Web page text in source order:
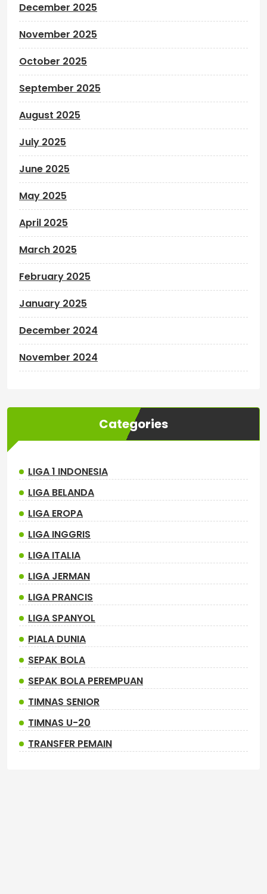
December 2025
November 2025
October 2025
September 2025
August 2025
July 2025
June 2025
May 2025
April 2025
March 2025
February 2025
January 2025
December 2024
November 2024
Categories
LIGA 1 INDONESIA
LIGA BELANDA
LIGA EROPA
LIGA INGGRIS
LIGA ITALIA
LIGA JERMAN
LIGA PRANCIS
LIGA SPANYOL
PIALA DUNIA
SEPAK BOLA
SEPAK BOLA PEREMPUAN
TIMNAS SENIOR
TIMNAS U-20
TRANSFER PEMAIN